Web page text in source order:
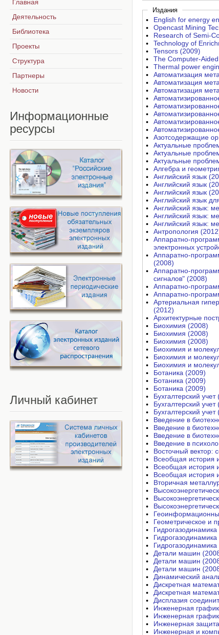
Издания
English for energy
Opencast Mining
Research of Semi-
Technology of
Tensors (2009)
The Computer-
Thermal power
Автоматизация
Автоматизация
Автоматизация
Азотсодержащие
Актуальные
Алгебра и
Английский язык
Английский язык
Английский язык
Английский язык
Английский язык:
Английский язык:
Английский язык:
Антропология
Аппаратно-
электронных
Аппаратно-
(2008)
Аппаратно-
сигналов" (2008)
Аппаратно-
Аппаратно-
Артериальная
(2012)
Архитектурные
Биохимия (2008)
Биохимия (2008)
Биохимия (2008)
Биохимия и
Биохимия и
Биохимия и
Ботаника (2009)
Ботаника (2009)
Ботаника (2009)
Бухгалтерский
Бухгалтерский
Бухгалтерский
Введение в
Введение в
Введение в
Введение в
Восточный вектор:
Всеобщая история
Всеобщая история
Всеобщая история
Вторичная
Геометрическое и
Детали машин
Детали машин
Детали машин
Динамический
Дискретная
Дискретная
Дисплазия
Инженерная
Инженерная
Инженерная
Инженерная и
Главная
Деятельность
Библиотека
Проекты
Структура
Партнеры
Новости
Информационные
ресурсы
Личный кабинет